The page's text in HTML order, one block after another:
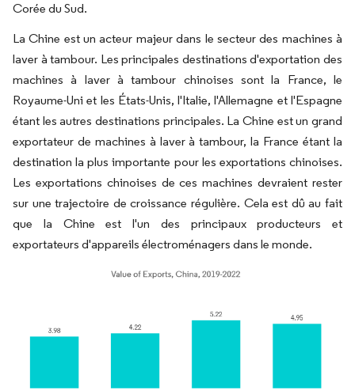
Corée du Sud.
La Chine est un acteur majeur dans le secteur des machines à
laver à tambour. Les principales destinations d'exportation des
machines à laver à tambour chinoises sont la France, le
Royaume-Uni et les États-Unis, l'Italie, l'Allemagne et l'Espagne
étant les autres destinations principales. La Chine est un grand
exportateur de machines à laver à tambour, la France étant la
destination la plus importante pour les exportations chinoises.
Les exportations chinoises de ces machines devraient rester
sur une trajectoire de croissance régulière. Cela est dû au fait
que la Chine est l'un des principaux producteurs et
exportateurs d'appareils électroménagers dans le monde.